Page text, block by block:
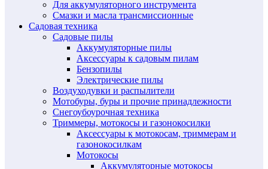
Для аккумуляторного инструмента
Смазки и масла трансмиссионные
Садовая техника
Садовые пилы
Аккумуляторные пилы
Аксессуары к садовым пилам
Бензопилы
Электрические пилы
Воздуходувки и распылители
Мотобуры, буры и прочие принадлежности
Снегоубоурочная техника
Триммеры, мотокосы и газонокосилки
Аксессуары к мотокосам, триммерам и
газонокосилкам
Мотокосы
Аккумуляторные мотокосы